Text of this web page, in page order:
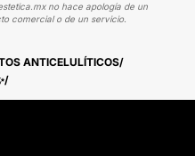
no hace apología de un
comercial o de un servicio.
ANTICELULÍTICOS